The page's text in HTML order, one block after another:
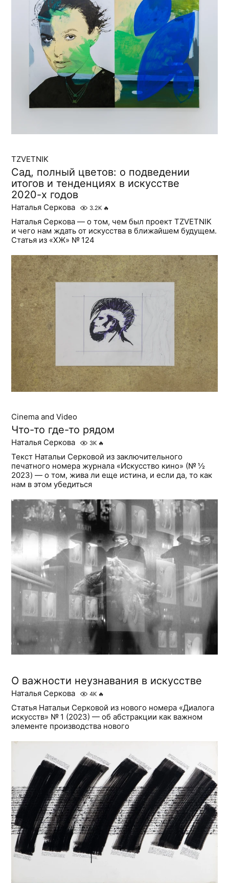
TZVETNIK
Сад, полный цветов: о подведении
итогов и тенденциях в искусстве
2020-х годов
Наталья Серкова 3.2K 🔥
Наталья Серкова — о том, чем был проект TZVETNIK
и чего нам ждать от искусства в ближайшем будущем.
Статья из «ХЖ» № 124
Cinema and Video
Что-то где-то рядом
Наталья Серкова 3K 🔥
Текст Натальи Серковой из заключительного
печатного номера журнала «Искусство кино» (№ ½
2023) — о том, жива ли еще истина, и если да, то как
нам в этом убедиться
О важности неузнавания в искусстве
Наталья Серкова 4K 🔥
Статья Натальи Серковой из нового номера «Диалога
искусств» № 1 (2023) — об абстракции как важном
элементе производства нового